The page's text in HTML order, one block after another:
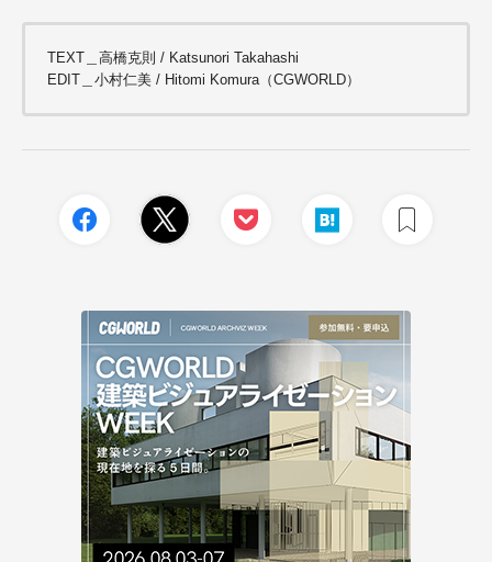
TEXT＿高橋克則 / Katsunori Takahashi
EDIT＿小村仁美 / Hitomi Komura（CGWORLD）